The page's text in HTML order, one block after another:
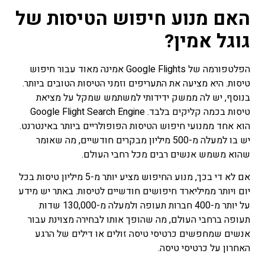
האם מנוע חיפוש הטיסות של
גוגל אמין?
הפלטפורמה של Google Flights אמינה מאוד עבור חיפוש
טיסות. היא מציעה את התעריפים וזמני הטיסות הטובים ביותר.
בנוסף, יש לה ממשק ידידותי למשתמש שמקל על מציאת
טיסות בכמה קליקים בלבד. Google Flight Search Engine
הוא אחד ממנועי חיפוש הטיסות הפופולריים ביותר באינטרנט.
יש בו למעלה מ-500 מיליון מבקרים חודשיים, מה שאומר
שהוא משמש אנשים רבים מכל רחבי העולם.
אם לא די בכך, מנוע החיפוש מציע יותר מ-5 מיליון טיסות בכל
יום ויותר ממיליארד חיפושים חודשיים לטיסות. באתר יש מידע
על יותר מ-400 חברות תעופה ולמעלה מ-130,000 שדות
תעופה ברחבי העולם, מה שהופך אותו לבחירה מצוינת עבור
אנשים שמחפשים כרטיסי טיסה זולים או דילים של הרגע
האחרון על כרטיסי טיסה.